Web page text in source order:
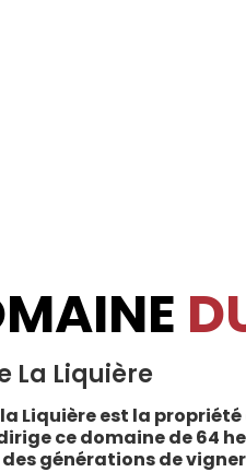
La Liquière
Liquière est la
ce domaine de 64
des générations de